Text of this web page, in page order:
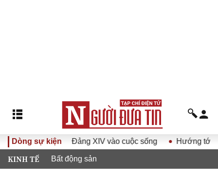
Dòng sự kiện
Đại hội Đảng XIV vào cuộc sống Hướng tới Đại hội đại
KINH TẾ Bất động sản